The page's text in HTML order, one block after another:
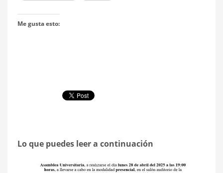
Me gusta esto:
Lo que puedes leer a continuación